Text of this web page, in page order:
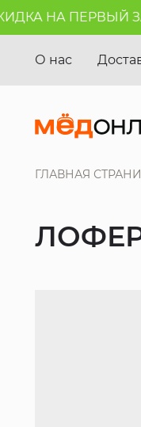
НА ПЕРВЫЙ
О нас
ГЛАВНАЯ